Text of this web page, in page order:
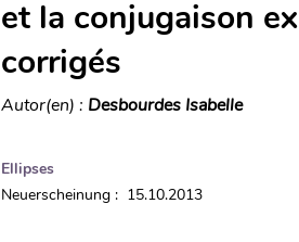
et la conjugaison
corrigés
Autor(en) : Desbourdes Isabelle
Ellipses
Neuerscheinung : 15.10.2013